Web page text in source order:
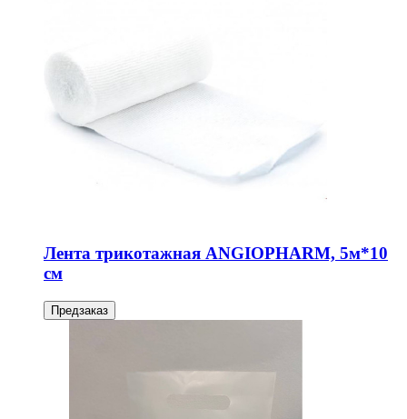
Лента трикотажная ANGIOPHARM, 5м*10
см
Предзаказ